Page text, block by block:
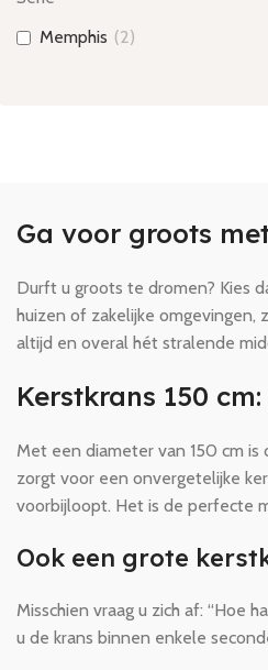
Memphis (2)
Ga voor groots
Durft u groots te dromen? Kies
huizen of zakelijke omgevingen,
altijd en overal hét stralende
Kerstkrans 150
Met een diameter van 150 cm
zorgt voor een onvergetelijke
voorbijloopt. Het is de perfecte
Ook een grote
Misschien vraag u zich af: “Hoe
u de krans binnen enkele